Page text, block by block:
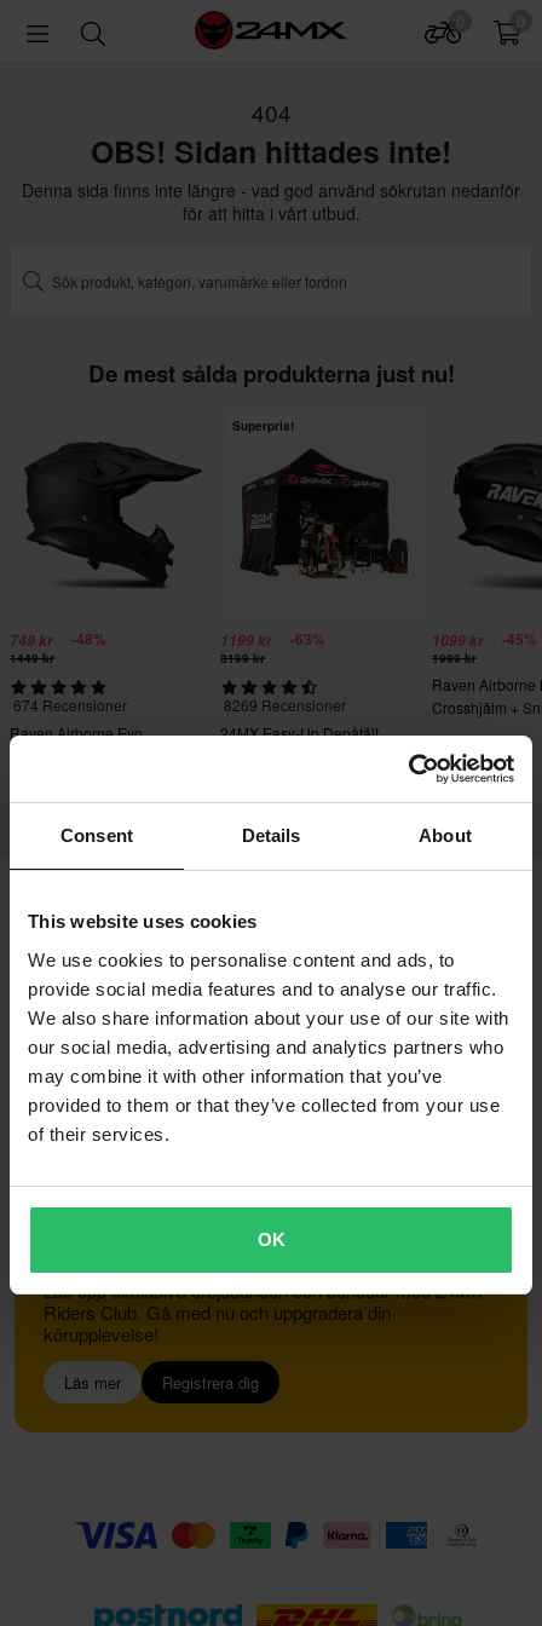
Consent Details About
This website uses cookies
We use cookies to personalise content and ads, to
provide social media features and to analyse our traffic.
We also share information about your use of our site with
our social media, advertising and analytics partners who
may combine it with other information that you’ve
provided to them or that they’ve collected from your use
of their services.
OK
404
OBS! Sidan hittades inte!
Denna sida finns inte längre - vad god använd sökrutan nedanför
för att hitta i vårt utbud.
De mest sålda produkterna just nu!
749 kr -48%
1449 kr
674 Recensioner
Raven Airborne Evo
Superpris!
1199 kr -63%
3199 kr
8269 Recensioner
24MX Easy-Up Depåtält
1099 kr -45%
1999 kr
Raven Airborne
Crosshjälm +
Frakt & Leverans
Integritetspolicy
Returer
Ångerrätt
Orderstatus
Reklamationer & Klagomål
Information om återvinning
Om 24mx.se
Lediga jobb
Försäkran om överensstämmelse
Gå med i 24MX Riders Club
Lås upp exklusiva erbjudanden och bonusar med 24MX
Riders Club. Gå med nu och uppgradera din
körupplevelse!
Läs mer Registrera dig